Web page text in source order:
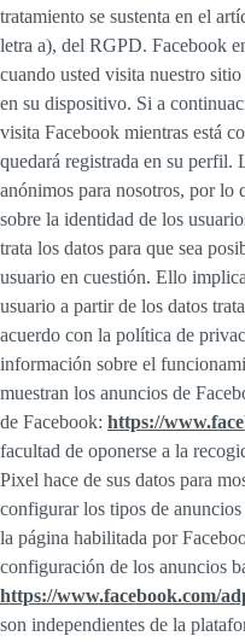
tratamiento se sustenta en el
letra a), del RGPD. Facebook
cuando usted visita nuestro
en su dispositivo. Si a
visita Facebook mientras está
quedará registrada en su perfil.
anónimos para nosotros, por lo
sobre la identidad de los
trata los datos para que sea
usuario en cuestión. Ello
usuario a partir de los datos
acuerdo con la política de
información sobre el
muestran los anuncios de
de Facebook: https://
facultad de oponerse a la
Pixel hace de sus datos para
configurar los tipos de
la página habilitada por
configuración de los anuncios
https://www.facebook.com/
son independientes de la